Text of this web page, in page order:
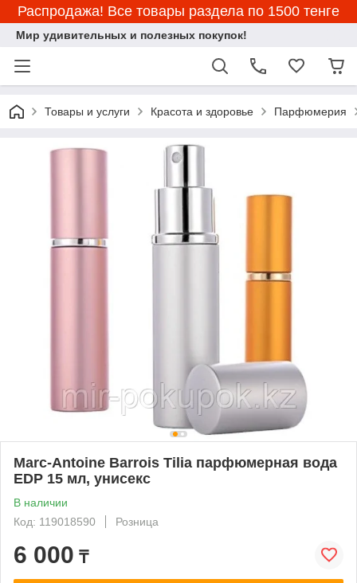
Распродажа! Все товары раздела по 1500 тенге
Мир удивительных и полезных покупок!
Товары и услуги Красота и здоровье Парфюмерия
Marc-Antoine Barrois Tilia парфюмерная вода
EDP 15 мл, унисекс
В наличии
Код: 119018590
Розница
6 000 ₸